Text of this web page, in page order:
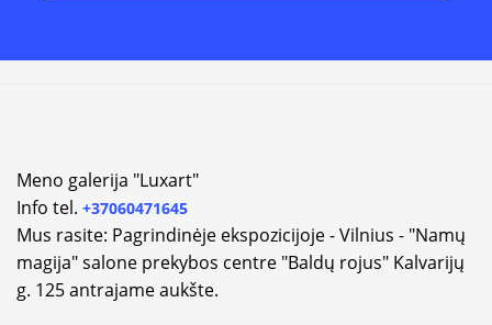
Meno galerija "Luxart"
Info tel. +37060471645
Mus rasite: Pagrindinėje ekspozicijoje - Vilnius - "Namų
magija" salone prekybos centre "Baldų rojus" Kalvarijų
g. 125 antrajame aukšte.